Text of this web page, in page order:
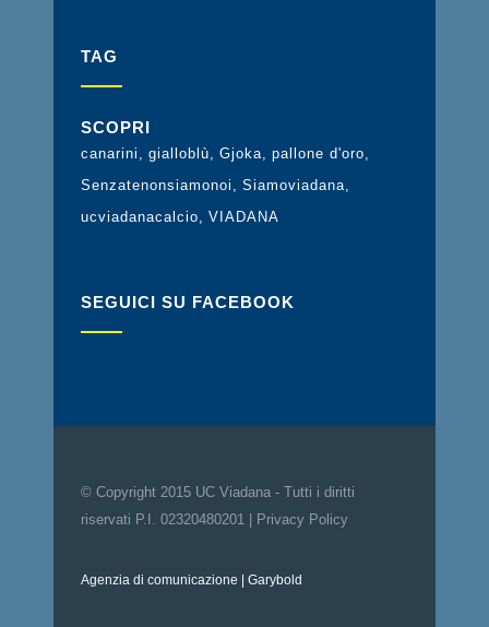
TAG
SCOPRI
canarini gialloblù Gjoka pallone d'oro
Senzatenonsiamonoi
Siamoviadana
ucviadanacalcio
VIADANA
SEGUICI SU FACEBOOK
© Copyright 2015 UC Viadana - Tutti i diritti
riservati P.I. 02320480201 |
Privacy Policy
Agenzia di comunicazione | Garybold